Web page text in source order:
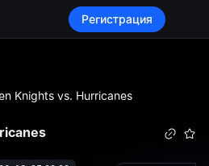
Регистрация
Knights vs. Hurricanes